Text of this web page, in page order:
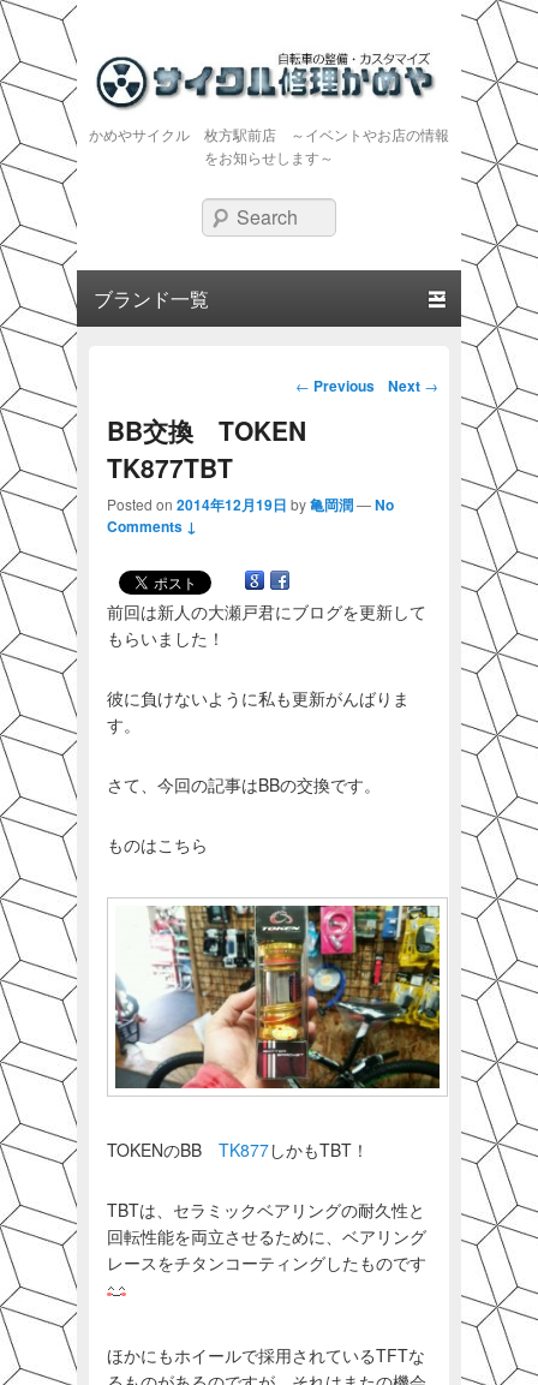
かめやサイクル 枚方駅前店 ～イベントやお店の情報
をお知らせします～
Search
Post navigation
← Previous Next →
BB交換 TOKEN
TK877TBT
Posted on 2014年12月19日 by亀岡潤—No
Comments ↓
前回は新人の大瀬戸君にブログを更新して
もらいました！
彼に負けないように私も更新がんばりま
す。
さて、今回の記事はBBの交換です。
ものはこちら
TOKENのBB TK877しかもTBT！
TBTは、セラミックベアリングの耐久性と
回転性能を両立させるために、ベアリング
レースをチタンコーティングしたものです
ほかにもホイールで採用されているTFTな